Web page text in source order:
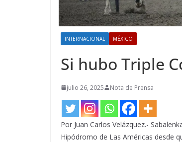
INTERNACIONAL MÉXICO
Si hubo Triple
julio 26, 2025 Nota de Prensa
Por Juan Carlos Velázquez.-
Hipódromo de Las Américas desde